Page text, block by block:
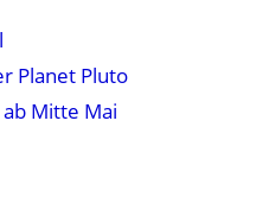
Planet Pluto
Mitte Mai